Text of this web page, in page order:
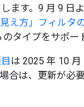
ます。9 月 9 日
見え方」フィルタ
タイプをサポー
は 2025 年 10 月
合は、更新が必